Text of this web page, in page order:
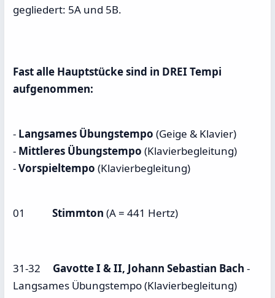
gegliedert: 5A und 5B.
Fast alle Hauptstücke sind in DREI Tempi
aufgenommen:
- Langsames Übungstempo (Geige & Klavier)
- Mittleres Übungstempo (Klavierbegleitung)
-Vorspieltempo (Klavierbegleitung)
01 Stimmton (A = 441 Hertz)
31-32 Gavotte I & II, Johann Sebastian Bach -
Langsames Übungstempo (Klavierbegleitung)